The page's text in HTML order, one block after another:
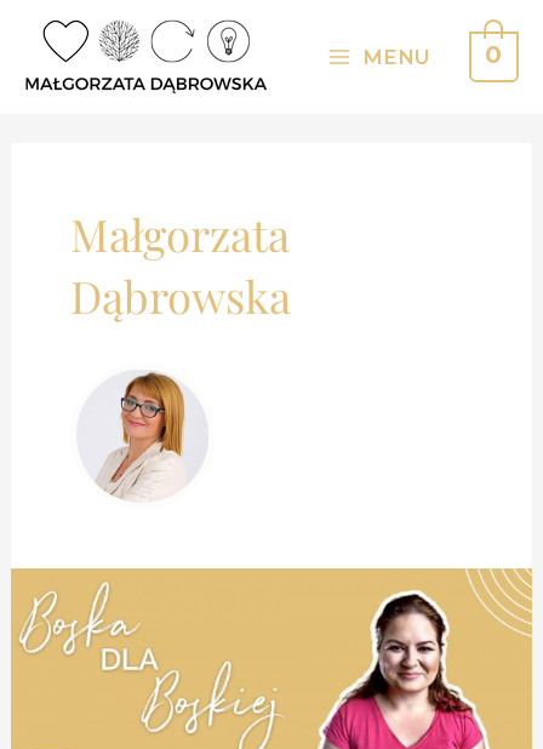
content
MENU 0
Małgorzata
Dąbrowska